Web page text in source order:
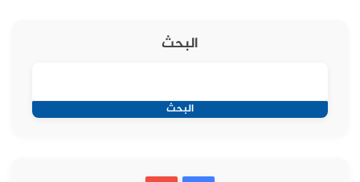
البحث
البحث